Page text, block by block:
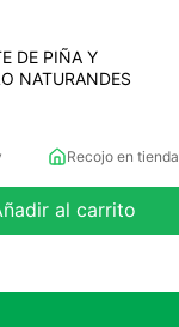
DE PIÑA Y
NATURANDES
Recojo en tienda
al carrito